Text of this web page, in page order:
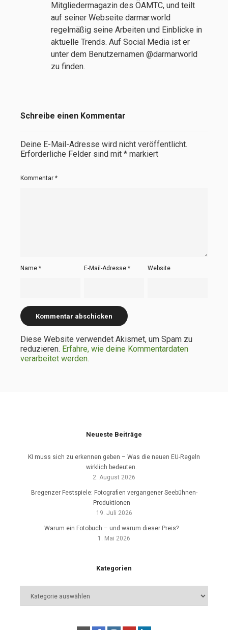
Mitgliedermagazin des ÖAMTC, und teilt
auf seiner Webseite darmar.world
regelmäßig seine Arbeiten und Einblicke in
aktuelle Trends. Auf Social Media ist er
unter dem Benutzernamen @darmarworld
zu finden.
Schreibe einen Kommentar
Deine E-Mail-Adresse wird nicht veröffentlicht.
Erforderliche Felder sind mit * markiert
Kommentar *
Name * E-Mail-Adresse* Website
Diese Website verwendet Akismet, um Spam zu
reduzieren. Erfahre, wie deine Kommentardaten
verarbeitet werden.
Neueste Beiträge
KI muss sich zu erkennen geben – Was die neuen EU-Regeln
wirklich bedeuten.
2. August 2026
Bregenzer Festspiele: Fotografien vergangener Seebühnen-
Produktionen
19. Juli 2026
Warum ein Fotobuch – und warum dieser Preis?
1. Mai 2026
Kategorien